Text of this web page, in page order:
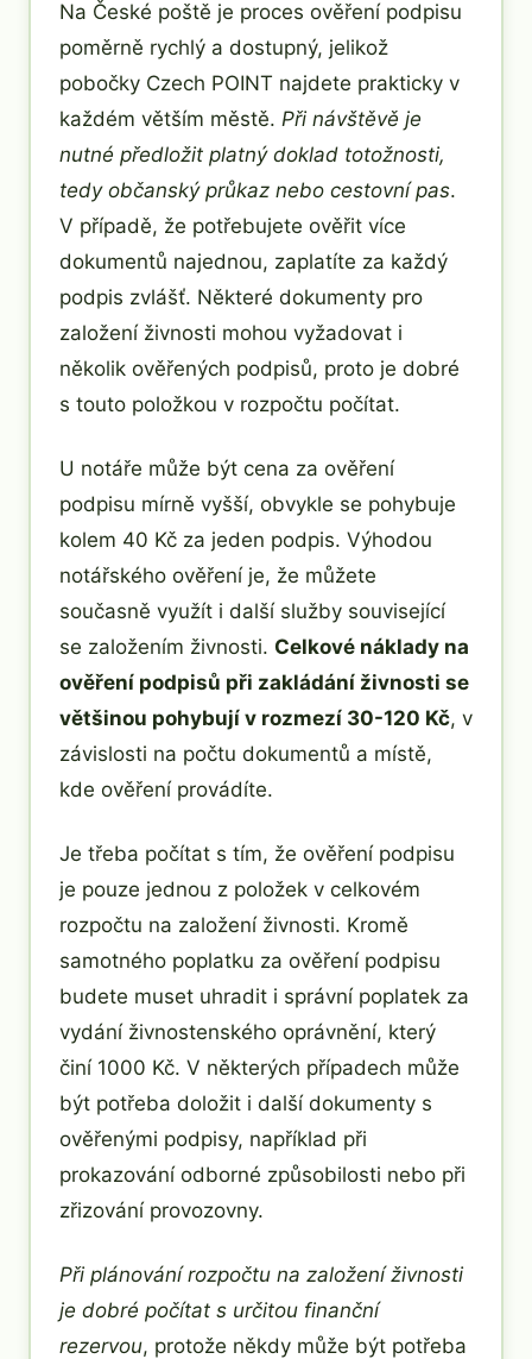
Na České poště je proces ověření podpisu
poměrně rychlý a dostupný, jelikož
pobočky Czech POINT najdete prakticky v
každém větším městě. Při návštěvě je
nutné předložit platný doklad totožnosti,
tedy občanský průkaz nebo cestovní pas.
V případě, že potřebujete ověřit více
dokumentů najednou, zaplatíte za každý
podpis zvlášť. Některé dokumenty pro
založení živnosti mohou vyžadovat i
několik ověřených podpisů, proto je dobré
s touto položkou v rozpočtu počítat.
U notáře může být cena za ověření
podpisu mírně vyšší, obvykle se pohybuje
kolem 40 Kč za jeden podpis. Výhodou
notářského ověření je, že můžete
současně využít i další služby související
se založením živnosti. Celkové náklady na
ověření podpisů při zakládání živnosti se
většinou pohybují v rozmezí 30-120 Kč, v
závislosti na počtu dokumentů a místě,
kde ověření provádíte.
Je třeba počítat s tím, že ověření podpisu
je pouze jednou z položek v celkovém
rozpočtu na založení živnosti. Kromě
samotného poplatku za ověření podpisu
budete muset uhradit i správní poplatek za
vydání živnostenského oprávnění, který
činí 1000 Kč. V některých případech může
být potřeba doložit i další dokumenty s
ověřenými podpisy, například při
prokazování odborné způsobilosti nebo při
zřizování provozovny.
Při plánování rozpočtu na založení živnosti
je dobré počítat s určitou finanční
rezervou, protože někdy může být potřeba